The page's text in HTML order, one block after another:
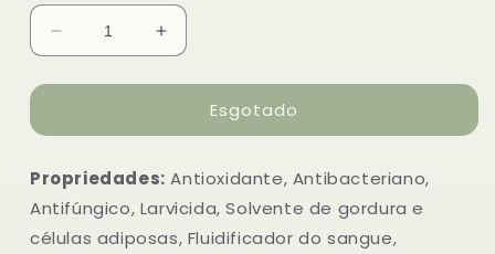
Diminuir
a
quantidade
Óleo
de
Limão
cravo
Aumentar
a
quantidade
Óleo
de
Limão
Esgotado
Propriedades: Antioxidante, Antibacteriano,
Antifúngico, Larvicida, Solvente de gordura e
células adiposas, Fluidificador do sangue,